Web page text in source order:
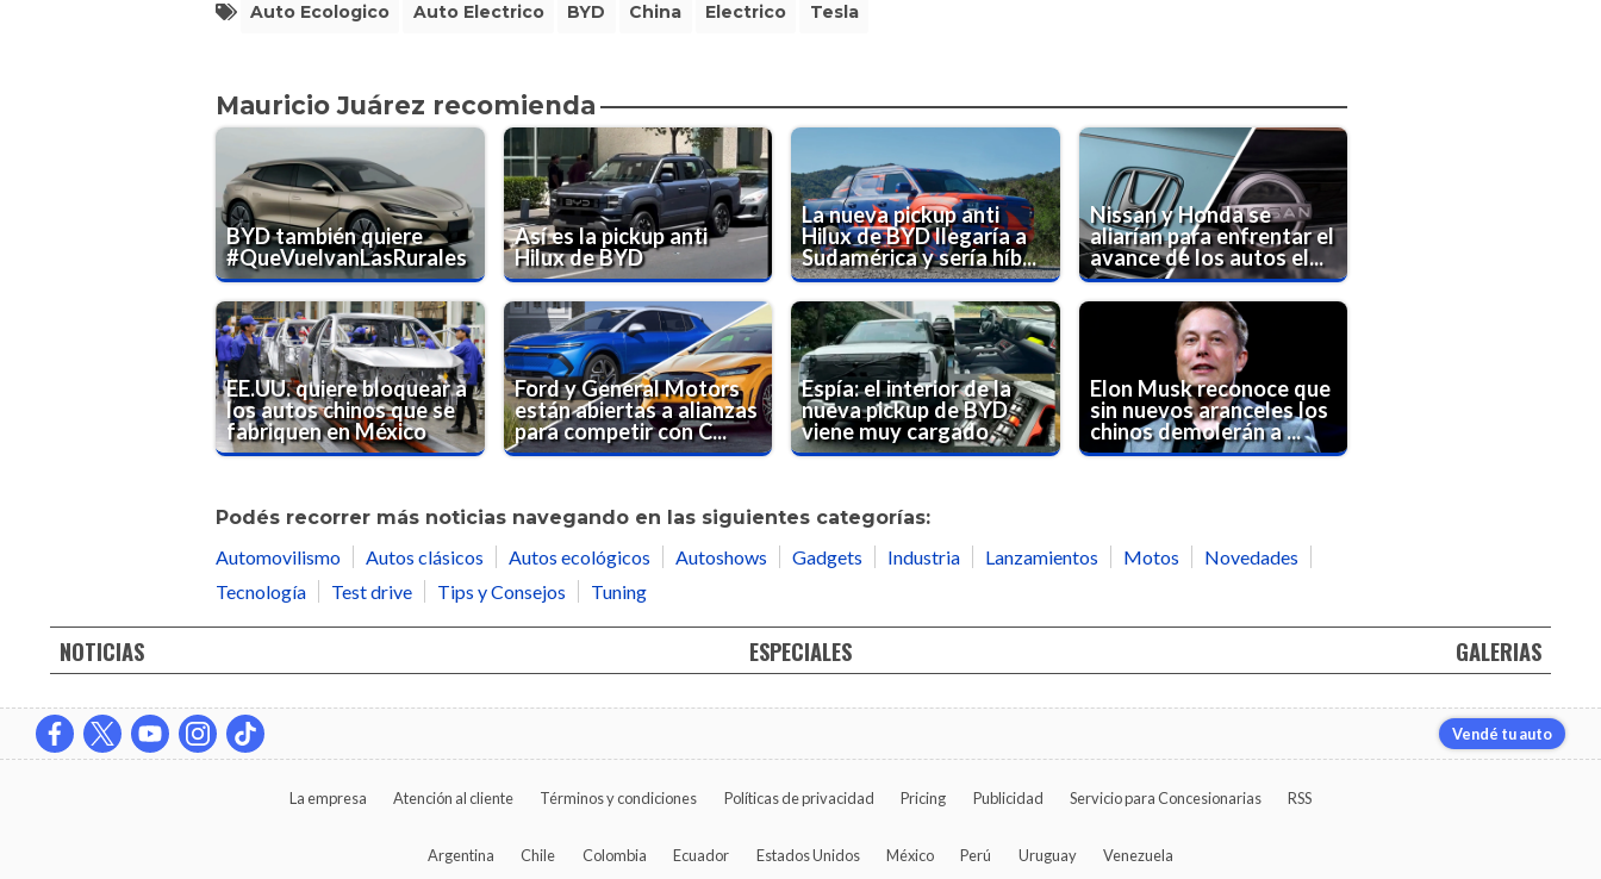
Auto Ecologico Auto Electrico BYD China Electrico Tesla
Mauricio Juárez recomienda
BYD también quiere
#QueVuelvanLasRurales
Así es la pickup anti
Hilux de BYD
La nueva pickup anti
Hilux de BYD llegaría a
Sudamérica y sería híb...
Nissan y Honda se
aliarían para enfrentar el
avance de los autos el...
EE.UU. quiere bloquear a
los autos chinos que se
fabriquen en México
Ford y General Motors
están abiertas a alianzas
para competir con C...
Espía: el interior de la
nueva pickup de BYD
viene muy cargado
Elon Musk reconoce que
sin nuevos aranceles los
chinos demolerán a ...
Podés recorrer más noticias navegando en las siguientes categorías:
Automovilismo
Autos clásicos Autos ecológicos Autoshows Gadgets Industria Lanzamientos Motos
Novedades
Tecnología
Test drive Tips y Consejos Tuning
NOTICIAS ESPECIALES GALERIAS
Vendé tu auto
La empresa Atención al cliente Términos y condiciones Políticas de privacidad Pricing Publicidad Servicio para Concesionarias RSS
Argentina Chile Colombia Ecuador Estados Unidos México Perú Uruguay Venezuela